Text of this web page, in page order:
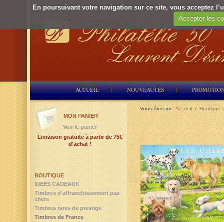
En poursuivant votre navigation sur ce site, vous acceptez
Accepter les
ACCUEIL NOUVEAUTÉS
Vous êtes ici :Accueil / Boutique
BOUTIQUE
IDEES CADEAUX
Timbres d'affranchissement pas
chers
Timbres rares de prestige
Timbres de France
MON PANIER
Voir le panier
Livraison gratuite à partir de 75€
d'achat !